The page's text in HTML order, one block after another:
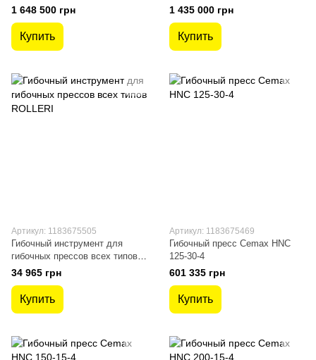
30175
1 648 500 грн
Купить
PRO 3100-100
1 435 000 грн
Купить
Артикул: 1183675505
Гибочный инструмент для
гибочных прессов всех типов
ROLLERI
34 965 грн
Купить
Артикул: 1183675469
Гибочный пресс Cemax HNC
125-30-4
601 335 грн
Купить